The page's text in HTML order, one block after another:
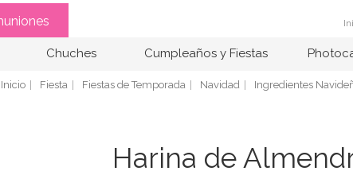
Chuches Cumpleaños y Fiestas
Inicio Fiesta Fiestas de Temporada Navidad Ingredientes
Harina de